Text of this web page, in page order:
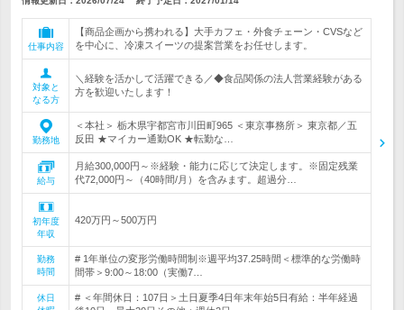
仕事内容
【商品企画から携われる】大手カフェ・外食チェーン・CVSなど
を中心に、冷凍スイーツの提案営業をお任せします。
対象と
なる方
＼経験を活かして活躍できる／◆食品関係の法人営業経験がある
方を歓迎いたします！
勤務地
＜本社＞ 栃木県宇都宮市川田町965 ＜東京事務所＞ 東京都／五
反田 ★マイカー通勤OK ★転勤な…
給与
月給300,000円～※経験・能力に応じて決定します。※固定残業
代72,000円～（40時間/月）を含みます。超過分…
初年度
年収
420万円～500万円
勤務
時間
# 1年単位の変形労働時間制※週平均37.25時間＜標準的な労働時
間帯＞9:00～18:00（実働7…
休日
# ＜年間休日：107日＞土日夏季4日年末年始5日有給：半年経過